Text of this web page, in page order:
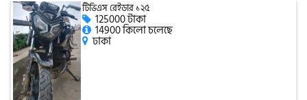
পিএইচপি (PHP)
জিপিএক্স (GPX)
টিভিএস রেইডার ১২৫
125000 টাকা
14900 কিলো চলেছে
ঢাকা